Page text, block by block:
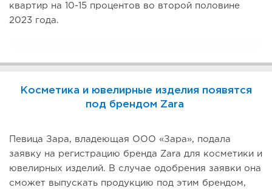
квартир на 10-15 процентов во второй половине
2023 года.
Косметика и ювелирные изделия появятся
под брендом Zara
Певица Зара, владеющая ООО «Зара», подала
заявку на регистрацию бренда Zara для косметики и
ювелирных изделий. В случае одобрения заявки она
сможет выпускать продукцию под этим брендом,